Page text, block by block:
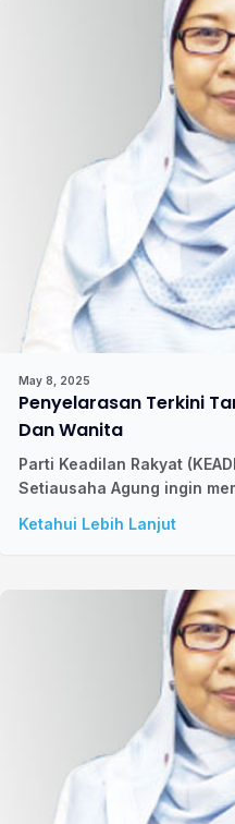
May 8, 2025
Penyelarasan Terkini
Dan Wanita
Parti Keadilan Rakyat
Setiausaha Agung ingin
Ketahui Lebih Lanjut